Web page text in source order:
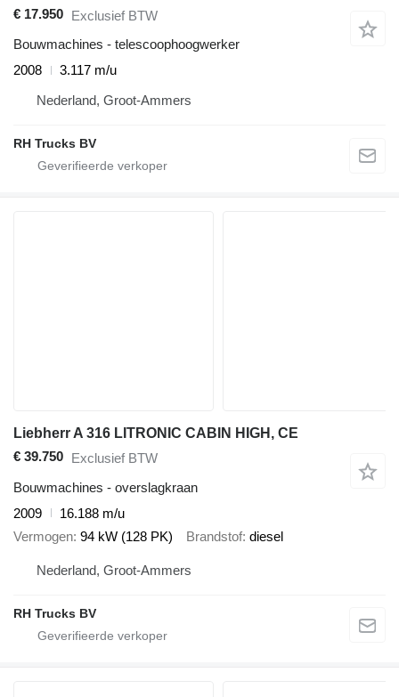
€ 17.950 Exclusief BTW
Bouwmachines - telescoophoogwerker
2008
3.117 m/u
Nederland, Groot-Ammers
RH Trucks BV
Liebherr A 316 LITRONIC CABIN HIGH, CE
€ 39.750 Exclusief BTW
Bouwmachines - overslagkraan
2009
16.188 m/u
Vermogen 94 kW (128 PK) Brandstof diesel
Nederland, Groot-Ammers
RH Trucks BV